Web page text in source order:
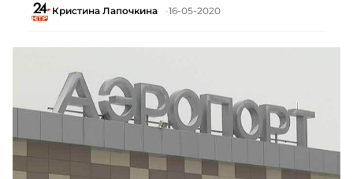
Кристина Лапочкина 16-05-2020